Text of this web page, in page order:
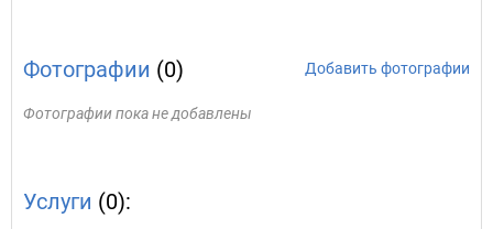
Фотографии (0) Добавить фотографии
Фотографии пока не добавлены
Услуги (0):